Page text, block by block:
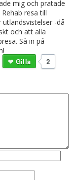
mig och pratade
resa till
-då
och att alla
Så in på
2
Gilla